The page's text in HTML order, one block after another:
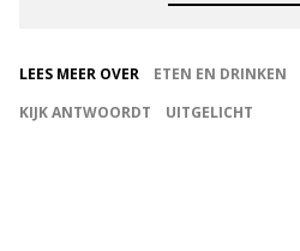
LEES MEER OVER ETEN EN DRINKEN
KIJK ANTWOORDT
UITGELICHT